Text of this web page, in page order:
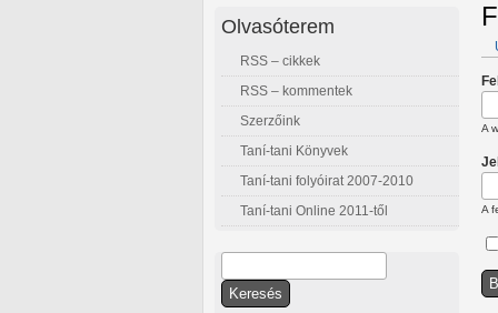
A
A
Olvasóterem
RSS – cikkek
RSS – kommentek
Szerzőink
Taní-tani Könyvek
Taní-tani folyóirat 2007-2010
Taní-tani Online 2011-től
Keresés űrlap